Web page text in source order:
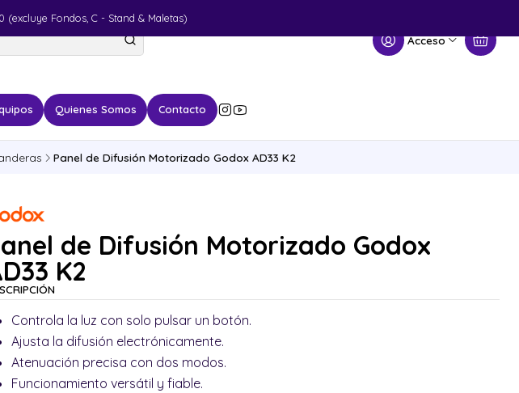
Acceso
Quienes Somos Contacto
Fondos, C - Stand & Maletas)
Panel de Difusión Motorizado Godox AD33 K2
de Difusión Motorizado Godox
K2
Controla la luz con solo pulsar un botón.
Ajusta la difusión electrónicamente.
Atenuación precisa con dos modos.
Funcionamiento versátil y fiable.